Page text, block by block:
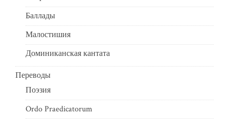
Баллады
Малостишия
Доминиканская кантата
Переводы
Поэзия
Ordo Praedicatorum